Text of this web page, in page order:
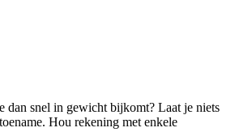
dan snel in gewicht bijkomt? Laat je niets
Hou rekening met enkele